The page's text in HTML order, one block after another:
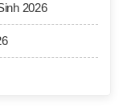
2026